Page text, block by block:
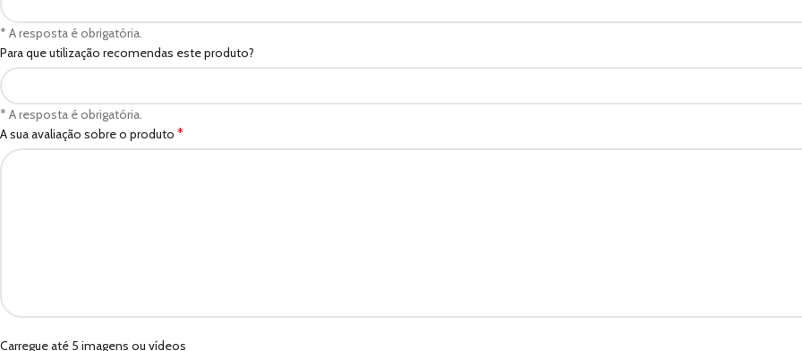
* A resposta é obrigatória.
Para que utilização recomendas este produto?
* A resposta é obrigatória.
A sua avaliação sobre o produto *
Carregue até 5 imagens ou vídeos